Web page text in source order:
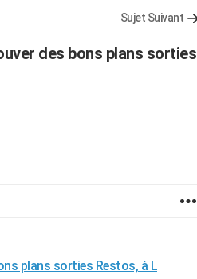
Sujet Suivant
des bons plans sorties
plans sorties Restos, à L